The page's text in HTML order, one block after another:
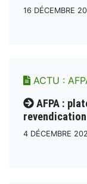
16 DÉCEMBRE
ACTU :
AFPA :
revendication
4 DÉCEMBRE